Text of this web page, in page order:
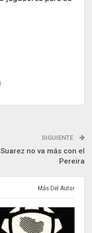
SIGUIENTE
Suarez no va más con el
Pereira
Más Del Autor